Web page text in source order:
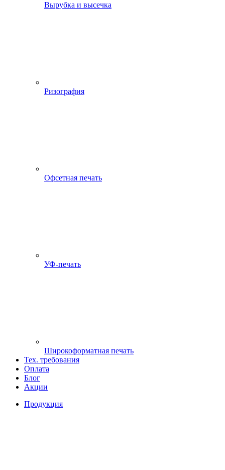
Вырубка и высечка
Ризография
Офсетная печать
УФ-печать
Широкоформатная печать
Тех. требования
Оплата
Блог
Акции
Продукция